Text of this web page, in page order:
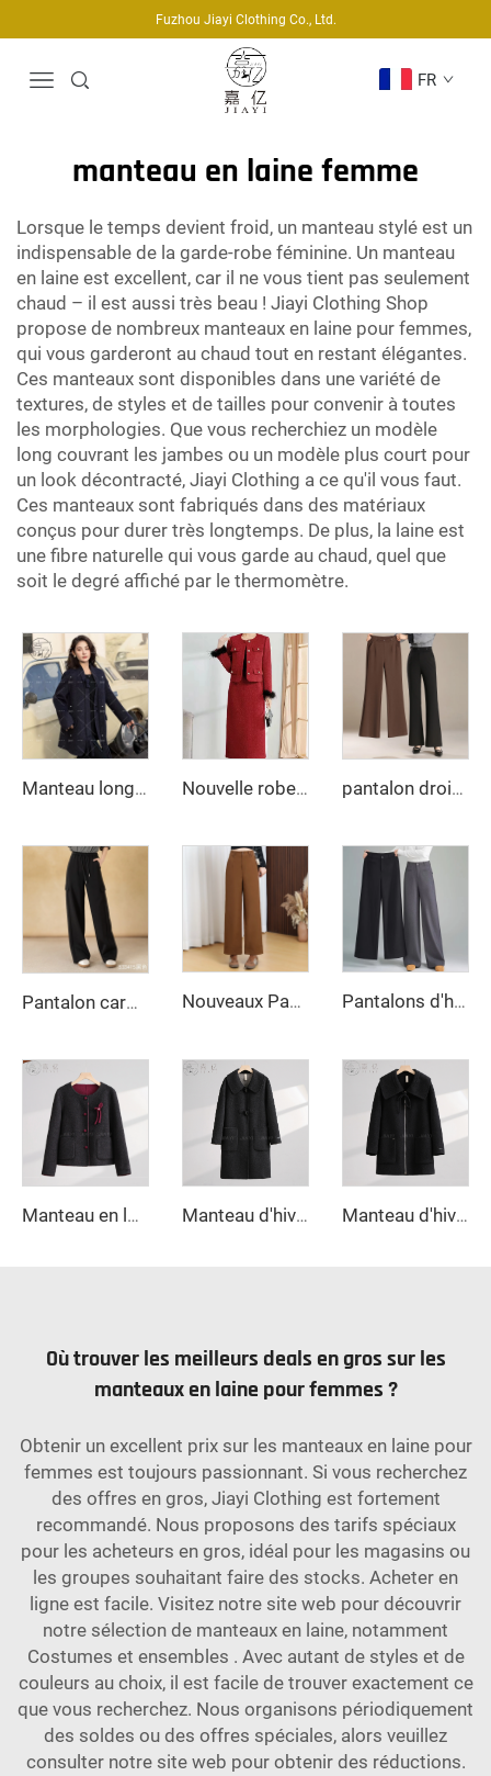
Fuzhou Jiayi Clothing Co., Ltd.
FR
manteau en laine femme
Lorsque le temps devient froid, un manteau stylé est un
indispensable de la garde-robe féminine. Un manteau
en laine est excellent, car il ne vous tient pas seulement
chaud – il est aussi très beau ! Jiayi Clothing Shop
propose de nombreux manteaux en laine pour femmes,
qui vous garderont au chaud tout en restant élégantes.
Ces manteaux sont disponibles dans une variété de
textures, de styles et de tailles pour convenir à toutes
les morphologies. Que vous recherchiez un modèle
long couvrant les jambes ou un modèle plus court pour
un look décontracté, Jiayi Clothing a ce qu'il vous faut.
Ces manteaux sont fabriqués dans des matériaux
conçus pour durer très longtemps. De plus, la laine est
une fibre naturelle qui vous garde au chaud, quel que
soit le degré affiché par le thermomètre.
Manteau long en laine double face pour femmes, fait main, imperméable longueur mi-longue pour printemps et hiver, manteau ajusté à fermeture croisée simple Nouvelle robe deux pièces femme trapèze à carreaux pour automne et hiver, coupe petite taille naturelle, style vent frais féminin pour adultes pantalon droit slim taille haute nouvelle collection été 2025 pour femmes, pantalons décontractés évasés en tricot
Pantalon cargo ample pour femme, couleur unie, jambes larges, pantalon décontracté, jeans teintés Nouveaux Pantalons Droits Amples Coupe Libre pour Femmes, Pantalons Femme, Vêtements Femme, Pantalons Longs Pantalons d'hiver femme style décontracté coupe droite large couleur unie taille haute fermeture éclair anti-froissement pantalons longs
Manteau en laine pratique à double boutonnage avec nœud décoratif mignon et fermeture à boutons, longue veste d'hiver avec poches pratiques Manteau d'hiver de haute qualité pour femmes, en laine vierge 100 %, long, chaud, à design uni, en fourrure de mouton, teinture unie, manches longues Manteau d'hiver en laine pour femme, col à bouton unique, garni de plumes, boutonnage, très chaud et confortable, style court
Où trouver les meilleurs deals en gros sur les
manteaux en laine pour femmes ?
Obtenir un excellent prix sur les manteaux en laine pour
femmes est toujours passionnant. Si vous recherchez
des offres en gros, Jiayi Clothing est fortement
recommandé. Nous proposons des tarifs spéciaux
pour les acheteurs en gros, idéal pour les magasins ou
les groupes souhaitant faire des stocks. Acheter en
ligne est facile. Visitez notre site web pour découvrir
notre sélection de manteaux en laine, notamment
Costumes et ensembles . Avec autant de styles et de
couleurs au choix, il est facile de trouver exactement ce
que vous recherchez. Nous organisons périodiquement
des soldes ou des offres spéciales, alors veuillez
consulter notre site web pour obtenir des réductions.